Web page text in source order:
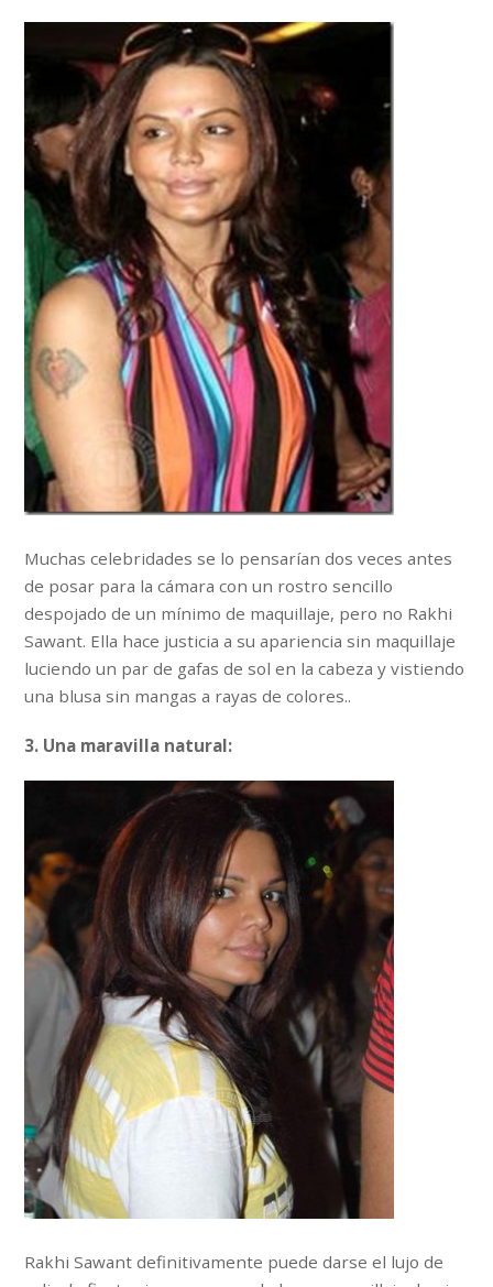
Muchas celebridades se lo pensarían dos veces antes
de posar para la cámara con un rostro sencillo
despojado de un mínimo de maquillaje, pero no Rakhi
Sawant. Ella hace justicia a su apariencia sin maquillaje
luciendo un par de gafas de sol en la cabeza y vistiendo
una blusa sin mangas a rayas de colores..
3. Una maravilla natural:
Rakhi Sawant definitivamente puede darse el lujo de